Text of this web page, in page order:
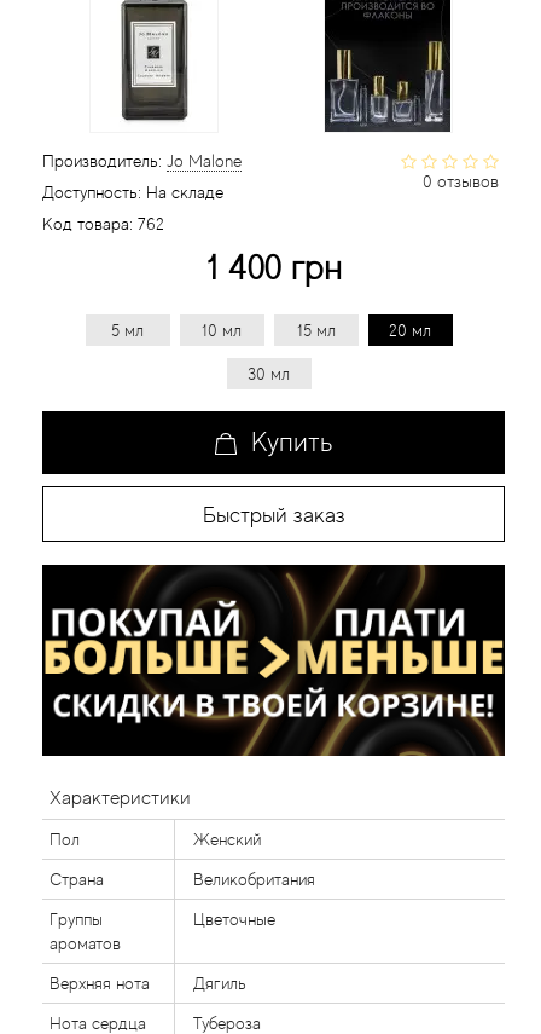
0 отзывов
Производитель: Jo Malone
Доступность: На складе
Код товара: 762
1 400 грн
5 мл 10 мл 15 мл 20 мл
30 мл
Купить
Быстрый заказ
Характеристики
Пол Женский
Страна Великобритания
Группы
ароматов
Цветочные
Верхняя нота Дягиль
Нота сердца Тубероза